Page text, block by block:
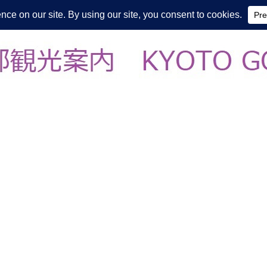
皆様の知らない京都をご案内/ THE MOST FASCINATING KYOTO,